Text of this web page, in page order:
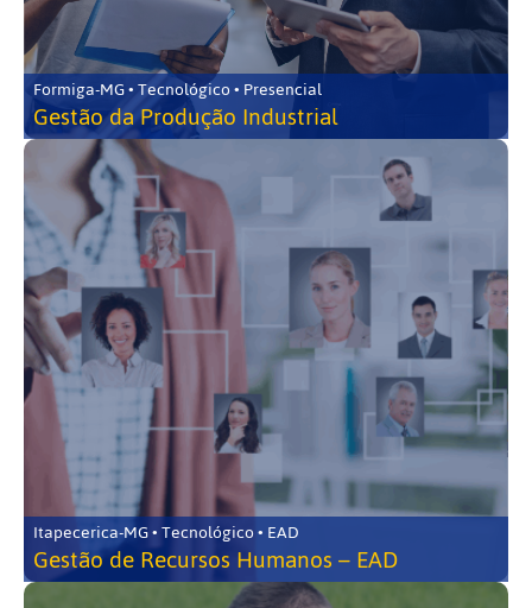
Formiga-MG • Tecnológico • Presencial
Gestão da Produção Industrial
Itapecerica-MG • Tecnológico • EAD
Gestão de Recursos Humanos – EAD